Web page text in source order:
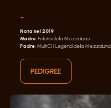
-
Nata nel 2019
Madre: Felicità della Mezzaluna
Padre: Multi CH. Legend della Mezzaluna
PEDIGREE